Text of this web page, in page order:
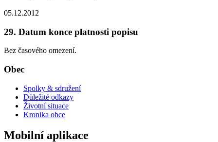
05.12.2012
29. Datum konce platnosti popisu
Bez časového omezení.
Obec
Spolky & sdružení
Důležité odkazy
Životní situace
Kronika obce
Mobilní aplikace